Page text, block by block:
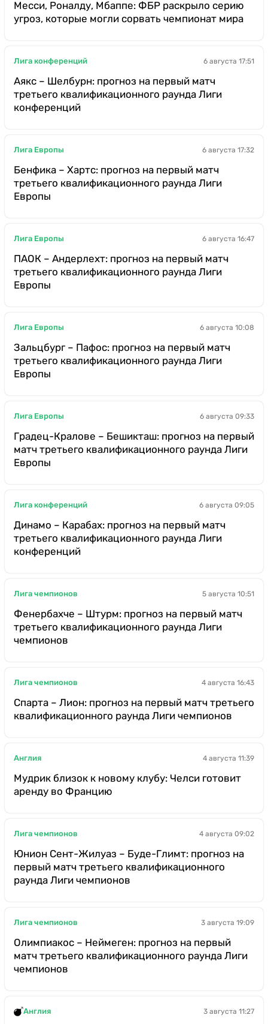
Месси, Роналду, Мбаппе: ФБР раскрыло серию
угроз, которые могли сорвать чемпионат мира
Лига конференций 6 августа 17:51
Аякс – Шелбурн: прогноз на первый матч
третьего квалификационного раунда Лиги
конференций
Лига Европы 6 августа 17:32
Бенфика – Хартс: прогноз на первый матч
третьего квалификационного раунда Лиги
Европы
Лига Европы 6 августа 16:47
ПАОК – Андерлехт: прогноз на первый матч
третьего квалификационного раунда Лиги
Европы
Лига Европы 6 августа 10:08
Зальцбург – Пафос: прогноз на первый матч
третьего квалификационного раунда Лиги
Европы
Лига Европы 6 августа 09:33
Градец-Кралове – Бешикташ: прогноз на первый
матч третьего квалификационного раунда Лиги
Европы
Лига конференций 6 августа 09:05
Динамо – Карабах: прогноз на первый матч
третьего квалификационного раунда Лиги
конференций
Лига чемпионов 5 августа 10:51
Фенербахче – Штурм: прогноз на первый матч
третьего квалификационного раунда Лиги
чемпионов
Лига чемпионов 4 августа 16:43
Спарта – Лион: прогноз на первый матч третьего
квалификационного раунда Лиги чемпионов
Англия 4 августа 11:39
Мудрик близок к новому клубу: Челси готовит
аренду во Францию
Лига чемпионов 4 августа 09:02
Юнион Сент-Жилуаз – Буде-Глимт: прогноз на
первый матч третьего квалификационного
раунда Лиги чемпионов
Лига чемпионов 3 августа 19:09
Олимпиакос – Неймеген: прогноз на первый
матч третьего квалификационного раунда Лиги
чемпионов
Англия 3 августа 11:27